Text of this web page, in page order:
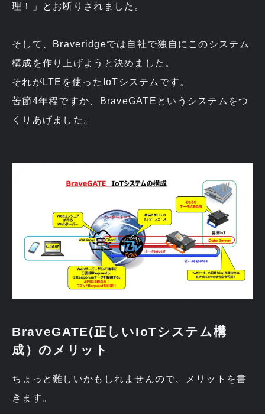
理！」とお断りされました。
そして、Braveridgeでは自社で独自にこのシステム
構成を作り上げようと決めました。
それがLTEを使ったIoTシステムです。
苦節4年程ですか、BraveGATEというシステムをつ
くりあげました。
BraveGATE(正しいIoTシステム構
成）のメリット
ちょっと難しいかもしれませんので、メリットを書
きます。